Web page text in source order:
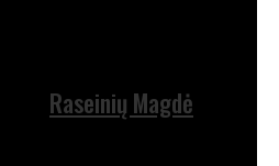
Raseinių Magdė